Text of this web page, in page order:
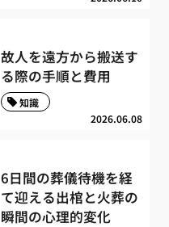
故人を遠方から搬送す
る際の手順と費用
2026.06.08
知識
6日間の葬儀待機を経
て迎える出棺と火葬の
瞬間の心理的変化